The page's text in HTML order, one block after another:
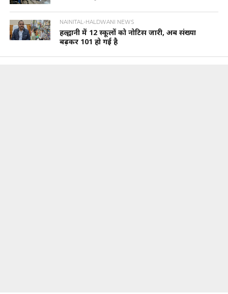
NAINITAL-HALDWANI NEWS
हल्द्वानी में 12 स्कूलों को नोटिस जारी, अब संख्या
बढ़कर 101 हो गई है